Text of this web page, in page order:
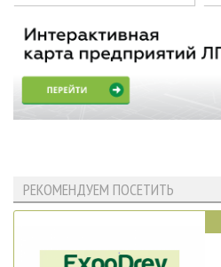
РЕКОМЕНДУЕМ ПОСЕТИТЬ